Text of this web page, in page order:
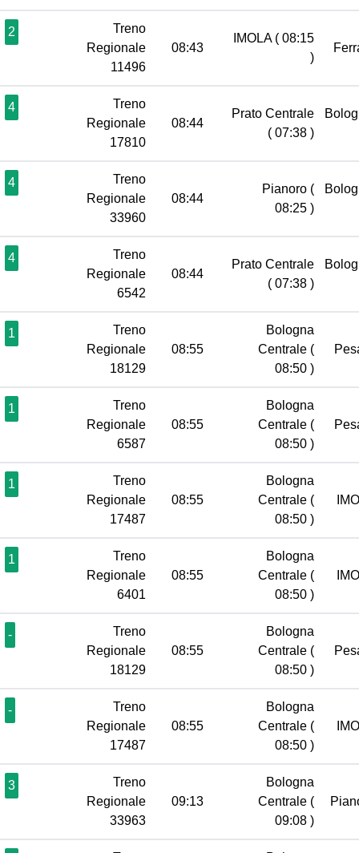
2
Treno
Regionale
11496
08:43
IMOLA ( 08:15
)
4
Treno
Regionale
17810
08:44
Prato Centrale
( 07:38 )
4
Treno
Regionale
33960
08:44
Pianoro (
08:25 )
4
Treno
Regionale
6542
08:44
Prato Centrale
( 07:38 )
1
Treno
Regionale
18129
08:55
Bologna
Centrale (
08:50 )
1
Treno
Regionale
6587
08:55
Bologna
Centrale (
08:50 )
1
Treno
Regionale
17487
08:55
Bologna
Centrale (
08:50 )
1
Treno
Regionale
6401
08:55
Bologna
Centrale (
08:50 )
-
Treno
Regionale
18129
08:55
Bologna
Centrale (
08:50 )
-
Treno
Regionale
17487
08:55
Bologna
Centrale (
08:50 )
3
Treno
Regionale
33963
09:13
Bologna
Centrale (
09:08 )